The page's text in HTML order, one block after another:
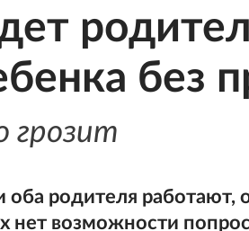
без
грозит
оба родителя
нет возможности